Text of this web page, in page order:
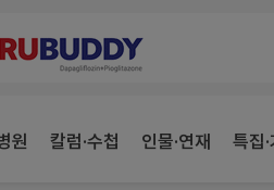
원 칼럼·수첩 인물·연재 특집